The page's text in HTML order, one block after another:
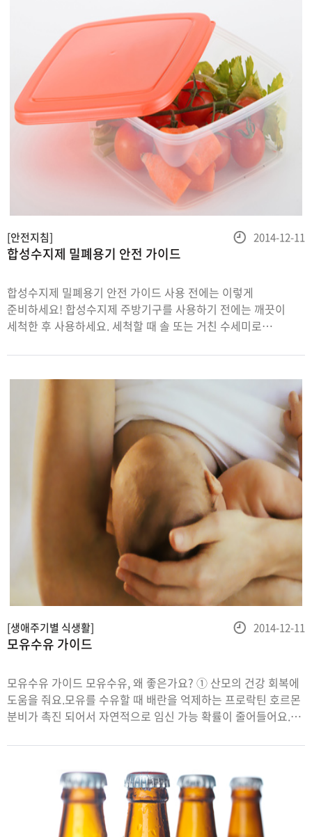
합성수지제 밀폐용기 안전 가이드
합성수지제 밀폐용기 안전 가이드 사용 전에는 이렇게
준비하세요! 합성수지제 주방기구를 사용하기 전에는 깨끗이
세척한 후 사용하세요. 세척할 때 솔 또는 거친 수세미로
부드러운 스펀지재질의 수세미를 사용하도록 합니다. 흠집이
있는 상태로 고온을
[안전지침]
등
2014-12-11
모유수유 가이드
모유수유 가이드 모유수유, 왜 좋은가요? ① 산모의 건강 회복에
도움을 줘요.모유를 수유할 때 배란을 억제하는 프로락틴 호르몬
분비가 촉진 되어서 자연적으로 임신 가능 확률이 줄어들어요.
크기로 수축시키는 작용도 하고요. 유방암이나 난소암에 노
[생애주기별 식생활]
등
2014-12-11